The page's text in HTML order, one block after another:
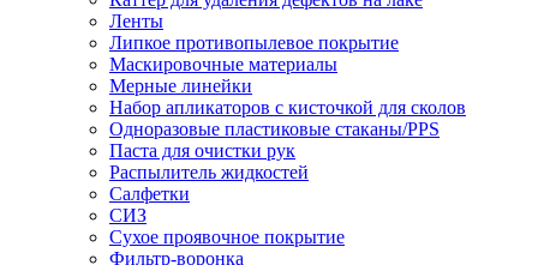
Ленты
Липкое противопылевое покрытие
Маскировочные материалы
Мерные линейки
Набор апликаторов с кисточкой для сколов
Одноразовые пластиковые стаканы/PPS
Паста для очистки рук
Распылитель жидкостей
Салфетки
СИЗ
Сухое проявочное покрытие
Фильтр-воронка